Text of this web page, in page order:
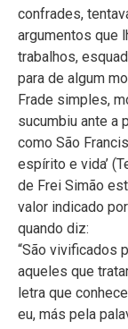
Nascimento: 08/
Natural: Rio do
Vestição: 19/12/
1ª Profissão:
Profissão
Ordenação
Atividades na
1974 – 1976:
1977 – 1979:
1980 – 1982:
1983 – 1985:
1986 – 2000: